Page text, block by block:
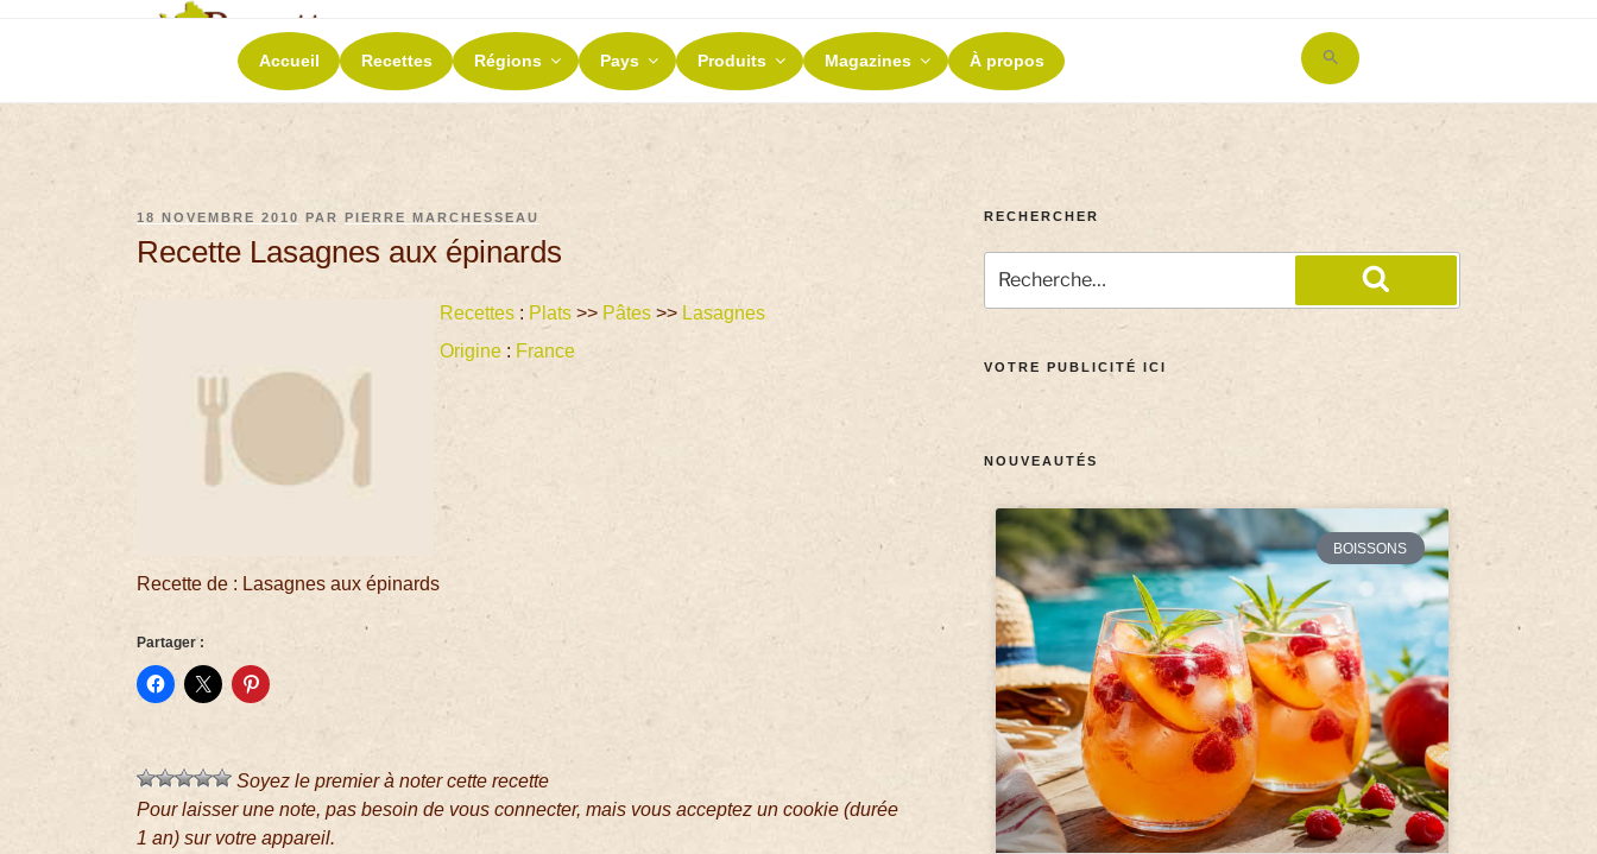
RECETTES ET TERROIRS
La richesse de nos terroirs
Accueil Recettes Régions Pays Produits Magazines À propos
Search
for:
18 NOVEMBRE 2010 PARPIERRE MARCHESSEAU
Recette Lasagnes aux épinards
Recettes : Plats >> Pâtes >> Lasagnes
Origine : France
Recette de : Lasagnes aux épinards
Partager :
Soyez le premier à noter cette recette
Pour laisser une note, pas besoin de vous connecter, mais vous acceptez un cookie (durée
1 an) sur votre appareil.
RECHERCHER
VOTRE PUBLICITÉ ICI
NOUVEAUTÉS
BOISSONS